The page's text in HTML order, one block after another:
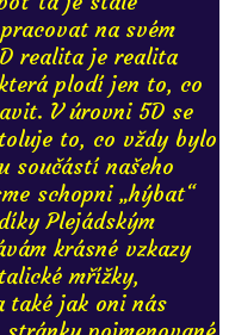
na svém
realita je realita
plodí jen to, co
V úrovni 5D se
to, co vždy bylo
součástí našeho
schopni „hýbat“
Plejádským
krásné vzkazy
mřížky,
také jak oni nás